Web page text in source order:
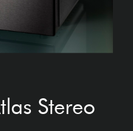
Stereo